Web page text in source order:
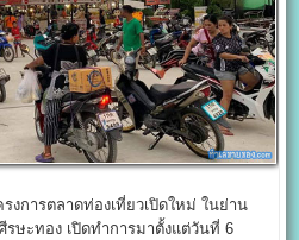
รงการตลาดท่องเที่ยวเปิดใหม่ ในย่าน
ษะทอง เปิดทำการมาตั้งแต่วันที่ 6